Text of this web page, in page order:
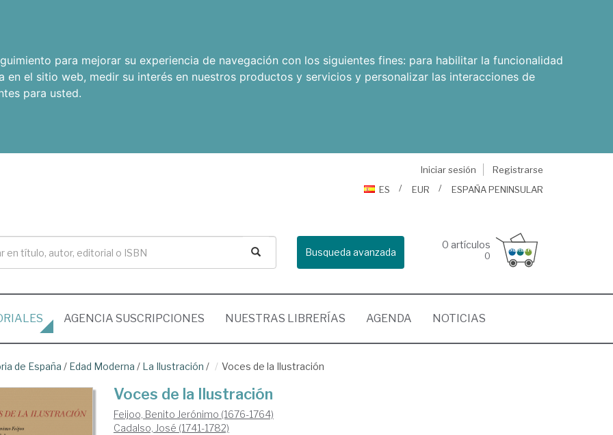
para mejorar su experiencia de navegación con los siguientes fines: para habilitar la funcionalidad
en el sitio web, medir su interés en nuestros productos y servicios y personalizar las interacciones de
para usted.
Iniciar sesión
Registrarse
ES
EUR ESPAÑA PENINSULAR
Busqueda avanzada
0 artículos
0
AGENCIA SUSCRIPCIONES NUESTRAS LIBRERÍAS AGENDA NOTICIAS
de España / Edad Moderna / La Ilustración / Voces de la Ilustración
Voces de la Ilustración
Feijoo, Benito Jerónimo (1676-1764)
Cadalso, José (1741-1782)